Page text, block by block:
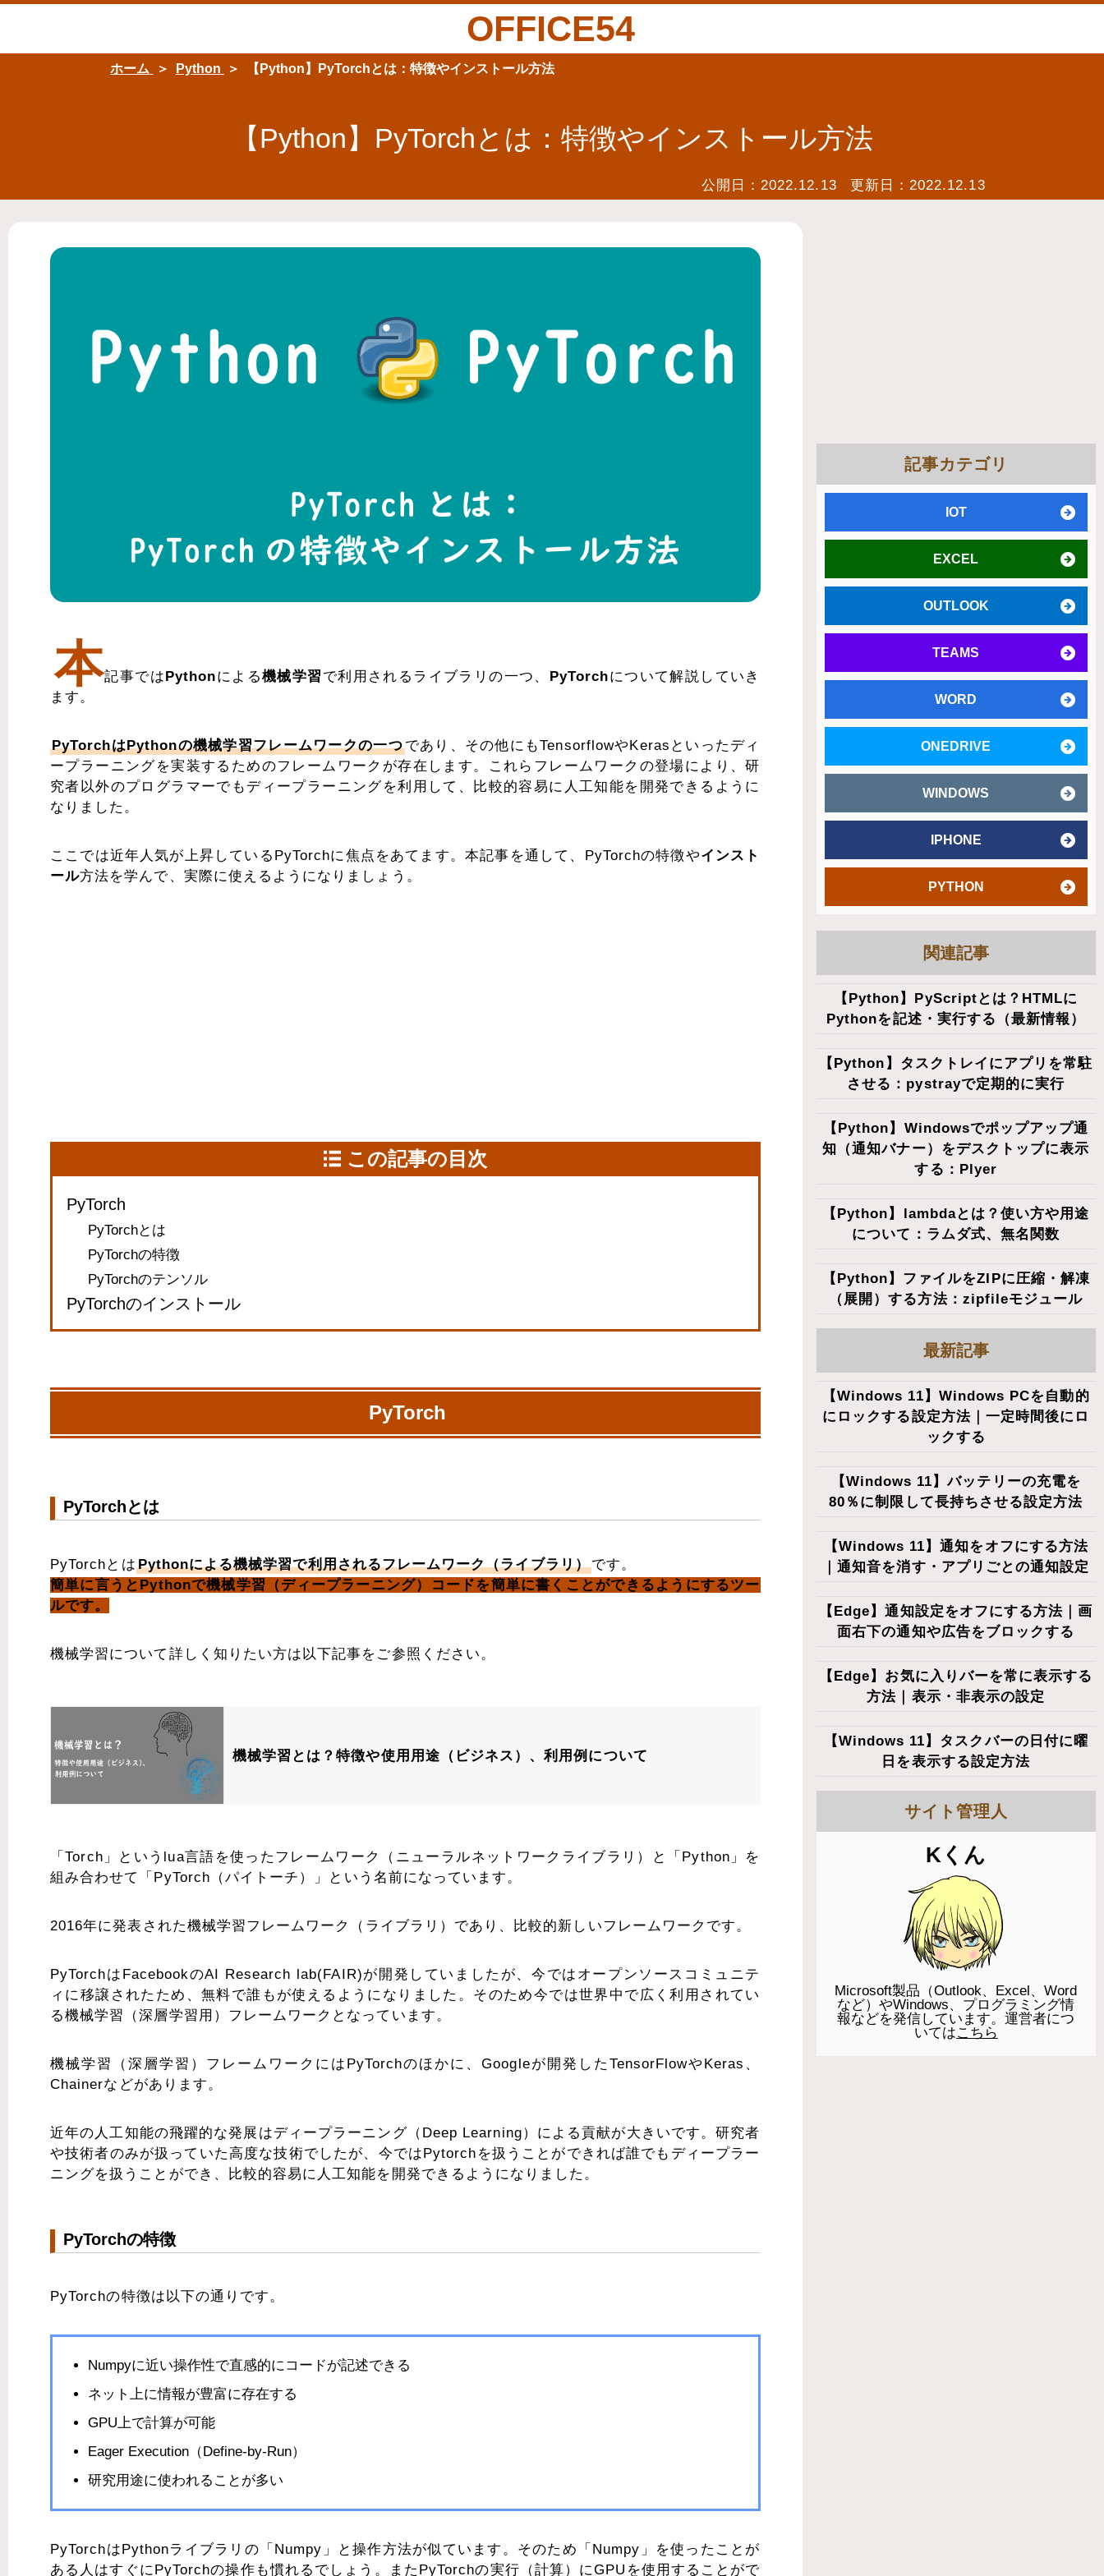
OFFICE54
ホーム Python 【Python】PyTorchとは：特徴やインストール方法
【Python】PyTorchとは：特徴やインストール方法
公開日： 2022.12.13 更新日： 2022.12.13
本記事ではPythonによる機械学習 で利用されるライブラリの一つ、 PyTorchについて解説していき
ます。
PyTorchはPythonの機械学習フレームワークの一つであり、その他にもTensorflowやKerasといったディ
ープラーニングを実装するためのフレームワークが存在します。これらフレームワークの登場により、研
究者以外のプログラマーでもディープラーニングを利用して、比較的容易に人工知能を開発できるように
なりました。
ここでは近年人気が上昇しているPyTorchに焦点をあてます。本記事を通して、PyTorchの特徴やインスト
ール方法を学んで、実際に使えるようになりましょう。
この記事の目次
PyTorch
PyTorchとは
PyTorchの特徴
PyTorchのテンソル
PyTorchのインストール
PyTorch
PyTorchとは
PyTorchとはPythonによる機械学習で利用されるフレームワーク（ライブラリ）です。
簡単に言うとPythonで機械学習（ディープラーニング）コードを簡単に書くことができるようにするツー
ルです。
機械学習について詳しく知りたい方は以下記事をご参照ください。
機械学習とは？特徴や使用用途（ビジネス）、利用例について
「Torch」というlua言語を使ったフレームワーク（ニューラルネットワークライブラリ）と「Python」を
組み合わせて「PyTorch（パイトーチ）」という名前になっています。
2016年に発表された機械学習フレームワーク（ライブラリ）であり、比較的新しいフレームワークです。
PyTorchはFacebookのAI Research lab(FAIR)が開発していましたが、今ではオープンソースコミュニテ
ィに移譲されたため、無料で誰もが使えるようになりました。そのため今では世界中で広く利用されてい
る機械学習（深層学習用）フレームワークとなっています。
機械学習（深層学習）フレームワークにはPyTorchのほかに、Googleが開発したTensorFlowやKeras、
Chainerなどがあります。
近年の人工知能の飛躍的な発展はディープラーニング（Deep Learning）による貢献が大きいです。研究者
や技術者のみが扱っていた高度な技術でしたが、今ではPytorchを扱うことができれば誰でもディープラー
ニングを扱うことができ、比較的容易に人工知能を開発できるようになりました。
PyTorchの特徴
PyTorchの特徴は以下の通りです。
Numpyに近い操作性で直感的にコードが記述できる
ネット上に情報が豊富に存在する
GPU上で計算が可能
Eager Execution（Define-by-Run）
研究用途に使われることが多い
PyTorchはPythonライブラリの「Numpy」と操作方法が似ています。そのため「Numpy」を使ったことが
ある人はすぐにPyTorchの操作も慣れるでしょう。またPyTorchの実行（計算）にGPUを使用することがで
記事カテゴリ
IOT
EXCEL
OUTLOOK
TEAMS
WORD
ONEDRIVE
WINDOWS
IPHONE
PYTHON
関連記事
【Python】PyScriptとは？HTMLに
Pythonを記述・実行する（最新情報）
【Python】タスクトレイにアプリを常駐
させる：pystrayで定期的に実行
【Python】Windowsでポップアップ通
知（通知バナー）をデスクトップに表示
する：Plyer
【Python】lambdaとは？使い方や用途
について：ラムダ式、無名関数
【Python】ファイルをZIPに圧縮・解凍
（展開）する方法：zipfileモジュール
最新記事
【Windows 11】Windows PCを自動的
にロックする設定方法｜一定時間後にロ
ックする
【Windows 11】バッテリーの充電を
80％に制限して長持ちさせる設定方法
【Windows 11】通知をオフにする方法
｜通知音を消す・アプリごとの通知設定
【Edge】通知設定をオフにする方法｜画
面右下の通知や広告をブロックする
【Edge】お気に入りバーを常に表示する
方法｜表示・非表示の設定
【Windows 11】タスクバーの日付に曜
日を表示する設定方法
サイト管理人
Kくん
Microsoft製品（Outlook、Excel、Word
など）やWindows、プログラミング情
報などを発信しています。運営者につ
いてはこちら